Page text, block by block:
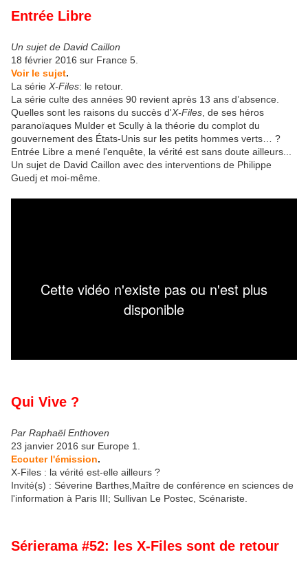
Entrée Libre
Un sujet de David Caillon
18 février 2016 sur France 5.
Voir le sujet.
La série X-Files: le retour.
La série culte des années 90 revient après 13 ans d’absence.
Quelles sont les raisons du succès d'X-Files , de ses héros
paranoïaques Mulder et Scully à la théorie du complot du
gouvernement des États-Unis sur les petits hommes verts… ?
Entrée Libre a mené l'enquête, la vérité est sans doute ailleurs...
Un sujet de David Caillon avec des interventions de Philippe
Guedj et moi-même.
Qui Vive ?
Par Raphaël Enthoven
23 janvier 2016 sur Europe 1.
Ecouter l'émission.
X-Files : la vérité est-elle ailleurs ?
Invité(s) : Séverine Barthes,Maître de conférence en sciences de
l'information à Paris III; Sullivan Le Postec, Scénariste.
Sérierama #52: les X-Files sont de retour